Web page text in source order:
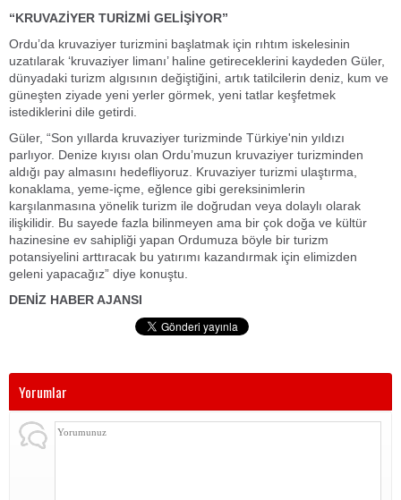
“KRUVAZİYER TURİZMİ GELİŞİYOR”
Ordu’da kruvaziyer turizmini başlatmak için rıhtım iskelesinin
uzatılarak ‘kruvaziyer limanı’ haline getireceklerini kaydeden Güler,
dünyadaki turizm algısının değiştiğini, artık tatilcilerin deniz, kum ve
güneşten ziyade yeni yerler görmek, yeni tatlar keşfetmek
istediklerini dile getirdi.
Güler, “Son yıllarda kruvaziyer turizminde Türkiye'nin yıldızı
parlıyor. Denize kıyısı olan Ordu’muzun kruvaziyer turizminden
aldığı pay almasını hedefliyoruz. Kruvaziyer turizmi ulaştırma,
konaklama, yeme-içme, eğlence gibi gereksinimlerin
karşılanmasına yönelik turizm ile doğrudan veya dolaylı olarak
ilişkilidir. Bu sayede fazla bilinmeyen ama bir çok doğa ve kültür
hazinesine ev sahipliği yapan Ordumuza böyle bir turizm
potansiyelini arttıracak bu yatırımı kazandırmak için elimizden
geleni yapacağız” diye konuştu.
DENİZ HABER AJANSI
Yorumlar